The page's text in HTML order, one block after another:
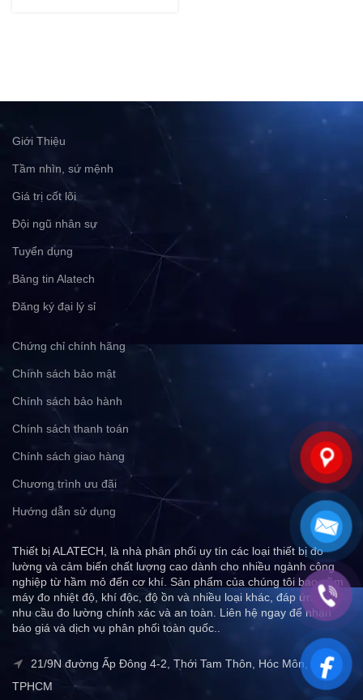
Giới Thiệu
Tầm nhìn, sứ mệnh
Giá trị cốt lõi
Đội ngũ nhân sự
Tuyển dụng
Bảng tin Alatech
Đăng ký đại lý sỉ
Chứng chỉ chính hãng
Chính sách bảo mật
Chính sách bảo hành
Chính sách thanh toán
Chính sách giao hàng
Chương trình ưu đãi
Hướng dẫn sử dụng
Thiết bị ALATECH, là nhà phân phối uy tín các loại thiết bị đo
lường và cảm biến chất lượng cao dành cho nhiều ngành công
nghiệp từ hầm mỏ đến cơ khí. Sản phẩm của chúng tôi bao gồm
máy đo nhiệt độ, khí độc, độ ồn và nhiều loại khác, đáp ứng mọi
nhu cầu đo lường chính xác và an toàn. Liên hệ ngay để nhận
báo giá và dịch vụ phân phối toàn quốc..
21/9N đường Ấp Đông 4-2, Thới Tam Thôn, Hóc Môn,
TPHCM